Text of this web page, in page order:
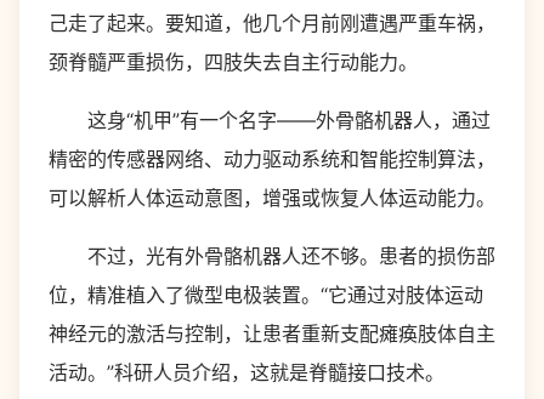
己走了起来。要知道，他几个月前刚遭遇严重车祸，
颈脊髓严重损伤，四肢失去自主行动能力。
这身“机甲”有一个名字——外骨骼机器人，通过
精密的传感器网络、动力驱动系统和智能控制算法，
可以解析人体运动意图，增强或恢复人体运动能力。
不过，光有外骨骼机器人还不够。患者的损伤部
位，精准植入了微型电极装置。“它通过对肢体运动
神经元的激活与控制，让患者重新支配瘫痪肢体自主
活动。”科研人员介绍，这就是脊髓接口技术。